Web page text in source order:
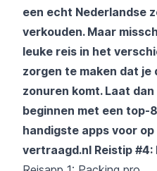
een echt Nederlandse
verkouden. Maar
leuke reis in het
zorgen te maken dat je
zonuren komt. Laat
beginnen met een top-
handigste apps voor
vertraagd.nl Reistip #4: